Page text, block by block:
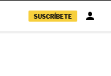
SUSCRÍBETE